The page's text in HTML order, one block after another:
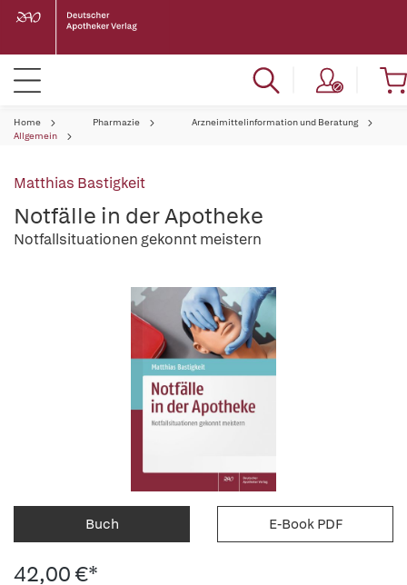
Home Pharmazie
Arzneimittelinformation und Beratung
Allgemein
Matthias Bastigkeit
Notfälle in der Apotheke
Notfallsituationen gekonnt meistern
Buch E-Book PDF
42,00 €*